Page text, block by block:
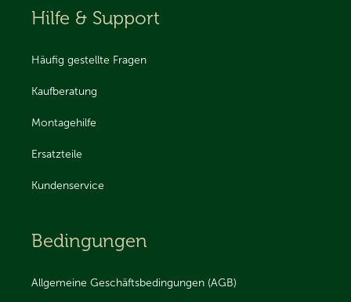
Hilfe & Support
Häufig gestellte Fragen
Kaufberatung
Montagehilfe
Ersatzteile
Kundenservice
Bedingungen
Allgemeine Geschäftsbedingungen (AGB)